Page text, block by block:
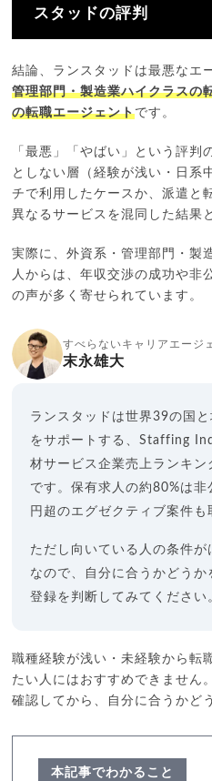
スタッドの評判
結論、ランスタッドは最悪なエ
管理部門・製造業ハイクラスの
の転職エージェントです。
「最悪」「やばい」という評判
としない層（経験が浅い・日系
チで利用したケースか、派遣と
異なるサービスを混同した結果
実際に、外資系・管理部門・製
人からは、年収交渉の成功や非
の声が多く寄せられています。
すべらないキャリアエージ
末永雄大
ランスタッドは世界39の国
をサポートする、Staffing
材サービス企業売上ランキ
です。保有求人の約80%は
円超のエグゼクティブ案件も
ただし向いている人の条件が
なので、自分に合うかどうか
登録を判断してみてください
職種経験が浅い・未経験から転
たい人にはおすすめできません
確認してから、自分に合うかど
本記事でわかること